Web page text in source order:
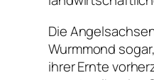
Die
Wurmmond
ihrer Ernte